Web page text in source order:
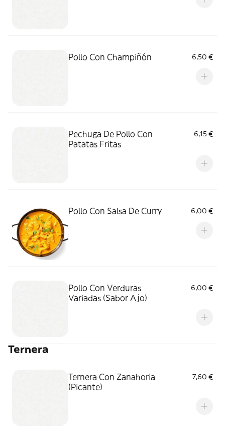
Pollo Con Champiñón 6,50 €
Pechuga De Pollo Con
Patatas Fritas
6,15 €
Pollo Con Salsa De Curry 6,00 €
Pollo Con Verduras
Variadas (Sabor Ajo)
6,00 €
Ternera
Ternera Con Zanahoria
(Picante)
7,60 €